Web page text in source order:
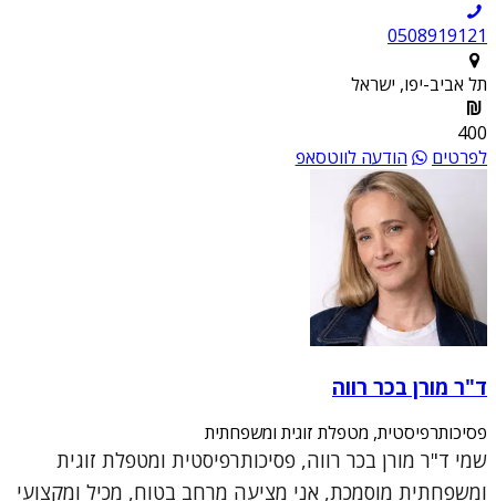
0508919121
תל אביב-יפו, ישראל
400
לפרטים
הודעה לווטסאפ
ד"ר מורן בכר רווה
פסיכותרפיסטית, מטפלת זוגית ומשפחתית
שמי ד"ר מורן בכר רווה, פסיכותרפיסטית ומטפלת זוגית
ומשפחתית מוסמכת, אני מציעה מרחב בטוח, מכיל ומקצועי